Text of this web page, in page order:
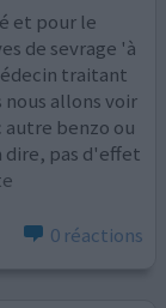
et pour le
de sevrage 'à
traitant
nous allons voir
benzo ou
dire, pas d'effet
0 réactions